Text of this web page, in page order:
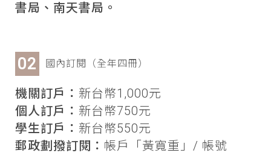
書局、南天書局。
國內訂閱（全年四冊）
機關訂戶： 新台幣1,000元
個人訂戶： 新台幣750元
學生訂戶： 新台幣550元
郵政劃撥訂閱： 帳戶「黃寬重」/ 帳號